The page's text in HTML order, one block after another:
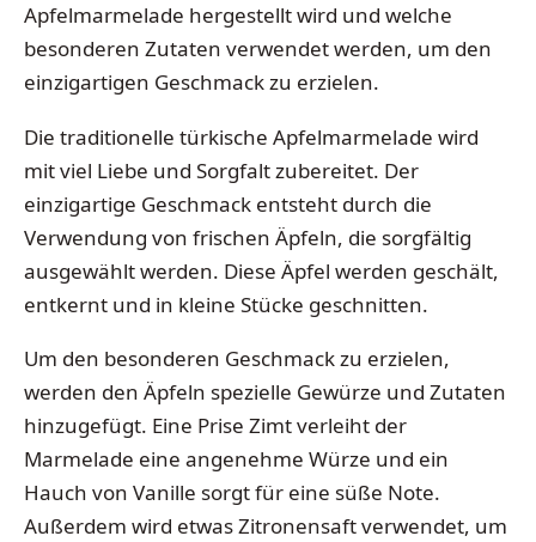
Apfelmarmelade hergestellt wird und welche
besonderen Zutaten verwendet werden, um den
einzigartigen Geschmack zu erzielen.
Die traditionelle türkische Apfelmarmelade wird
mit viel Liebe und Sorgfalt zubereitet. Der
einzigartige Geschmack entsteht durch die
Verwendung von frischen Äpfeln, die sorgfältig
ausgewählt werden. Diese Äpfel werden geschält,
entkernt und in kleine Stücke geschnitten.
Um den besonderen Geschmack zu erzielen,
werden den Äpfeln spezielle Gewürze und Zutaten
hinzugefügt. Eine Prise Zimt verleiht der
Marmelade eine angenehme Würze und ein
Hauch von Vanille sorgt für eine süße Note.
Außerdem wird etwas Zitronensaft verwendet, um